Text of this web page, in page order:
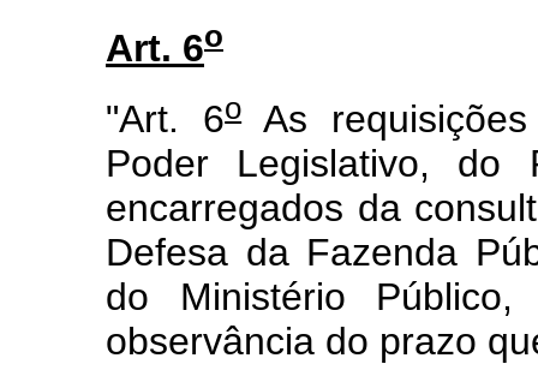
Art. 6o
"Art. 6oAs
Poder Legislativo, do
encarregados da
Defesa da Fazenda
do Ministério
observância do prazo